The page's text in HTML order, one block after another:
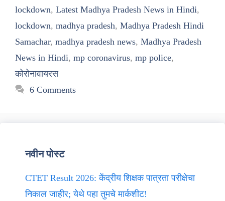
lockdown, Latest Madhya Pradesh News in Hindi,
lockdown, madhya pradesh, Madhya Pradesh Hindi
Samachar, madhya pradesh news, Madhya Pradesh
News in Hindi, mp coronavirus, mp police,
कोरोनावायरस
6 Comments
नवीन पोस्ट
CTET Result 2026: केंद्रीय शिक्षक पात्रता परीक्षेचा
निकाल जाहीर; येथे पहा तुमचे मार्कशीट!